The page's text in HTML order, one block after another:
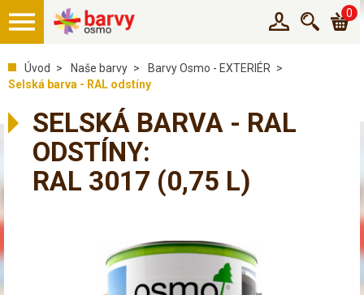
0
Úvod Naše barvy
Barvy Osmo - EXTERIÉR
Selská barva - RAL odstíny
SELSKÁ BARVA - RAL
ODSTÍNY:
RAL 3017 (0,75 L)